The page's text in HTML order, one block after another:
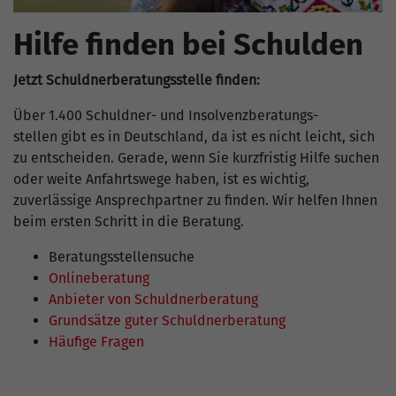
Hilfe finden bei Schulden
Jetzt Schuldnerberatungsstelle finden:
Über 1.400 Schuldner- und Insolvenzberatungs­
stellen gibt es in Deutschland, da ist es nicht leicht, sich
zu entscheiden. Gerade, wenn Sie kurzfristig Hilfe suchen
oder weite Anfahrtswege haben, ist es wichtig,
zuverlässige Ansprechpartner zu finden. Wir helfen Ihnen
beim ersten Schritt in die Beratung.
Beratungsstellensuche
Onlineberatung
Anbieter von Schuldnerberatung
Grundsätze guter Schuldnerberatung
Häufige Fragen